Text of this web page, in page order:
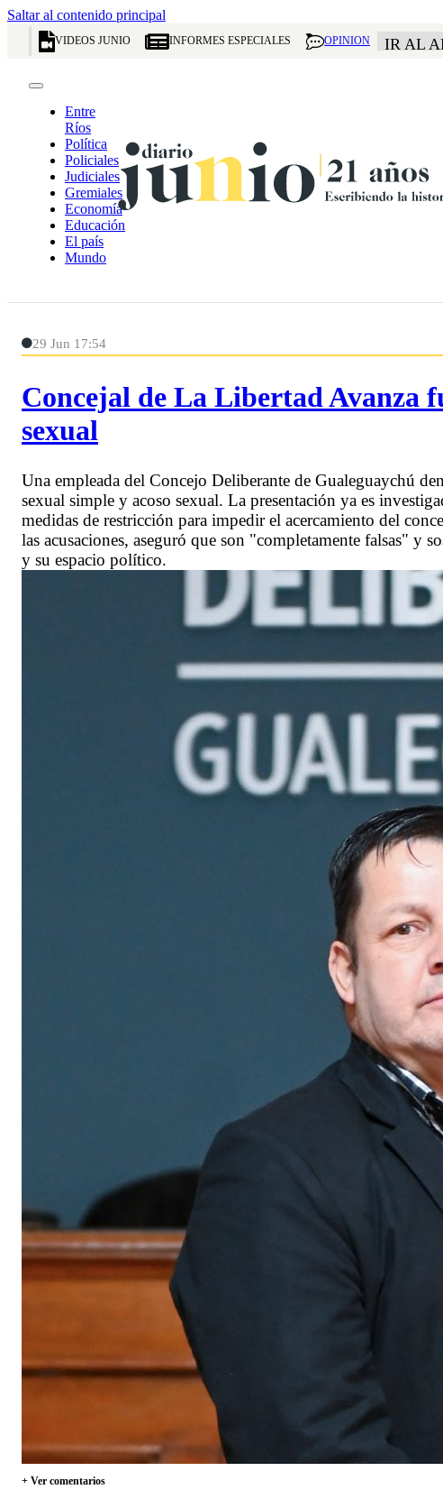
Saltar al contenido principal
VIDEOS JUNIO INFORMES ESPECIALES OPINION IR AL
Entre
Ríos
Política
Policiales
Judiciales
Gremiales
Economía
Educación
El país
Mundo
29 Jun 17:54
Concejal de La Libertad Avanza
sexual
Una empleada del Concejo Deliberante de Gualeguaychú
sexual simple y acoso sexual. La presentación ya es
medidas de restricción para impedir el acercamiento del
las acusaciones, aseguró que son "completamente falsas" y
y su espacio político.
+ Ver comentarios